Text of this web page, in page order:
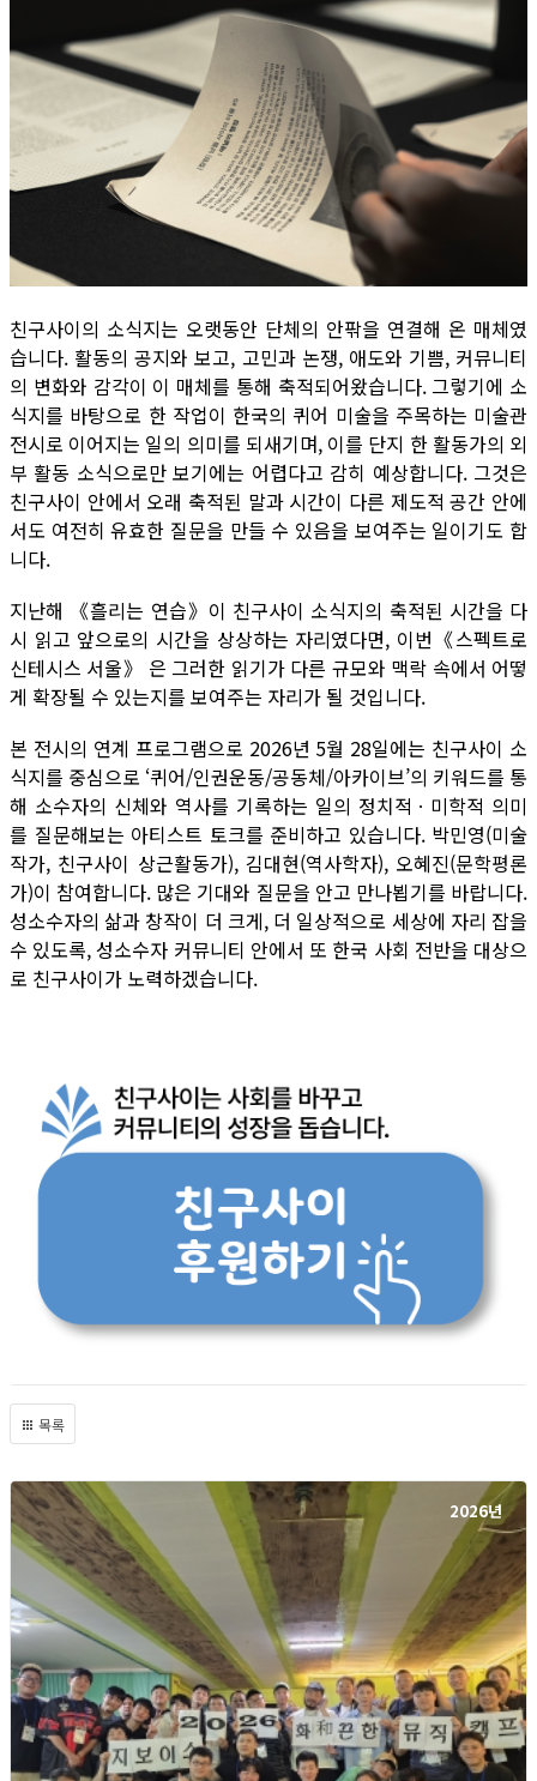
친구사이의 소식지는 오랫동안 단체의 안팎을 연결해 온 매체였
습니다. 활동의 공지와 보고, 고민과 논쟁, 애도와 기쁨, 커뮤니티
의 변화와 감각이 이 매체를 통해 축적되어왔습니다. 그렇기에 소
식지를 바탕으로 한 작업이 한국의 퀴어 미술을 주목하는 미술관
전시로 이어지는 일의 의미를 되새기며, 이를 단지 한 활동가의 외
부 활동 소식으로만 보기에는 어렵다고 감히 예상합니다. 그것은
친구사이 안에서 오래 축적된 말과 시간이 다른 제도적 공간 안에
서도 여전히 유효한 질문을 만들 수 있음을 보여주는 일이기도 합
니다.
지난해 《흘리는 연습》이 친구사이 소식지의 축적된 시간을 다
시 읽고 앞으로의 시간을 상상하는 자리였다면, 이번《스펙트로
신테시스 서울》 은 그러한 읽기가 다른 규모와 맥락 속에서 어떻
게 확장될 수 있는지를 보여주는 자리가 될 것입니다.
본 전시의 연계 프로그램으로 2026년 5월 28일에는 친구사이 소
식지를 중심으로 ‘퀴어/인권운동/공동체/아카이브’의 키워드를 통
해 소수자의 신체와 역사를 기록하는 일의 정치적ㆍ미학적 의미
를 질문해보는 아티스트 토크를 준비하고 있습니다. 박민영(미술
작가, 친구사이 상근활동가), 김대현(역사학자), 오혜진(문학평론
가)이 참여합니다. 많은 기대와 질문을 안고 만나뵙기를 바랍니다.
성소수자의 삶과 창작이 더 크게, 더 일상적으로 세상에 자리 잡을
수 있도록, 성소수자 커뮤니티 안에서 또 한국 사회 전반을 대상으
로 친구사이가 노력하겠습니다.
목록
2026년